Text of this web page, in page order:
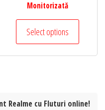
Monitorizată
Select options
Realme cu Fluturi online!